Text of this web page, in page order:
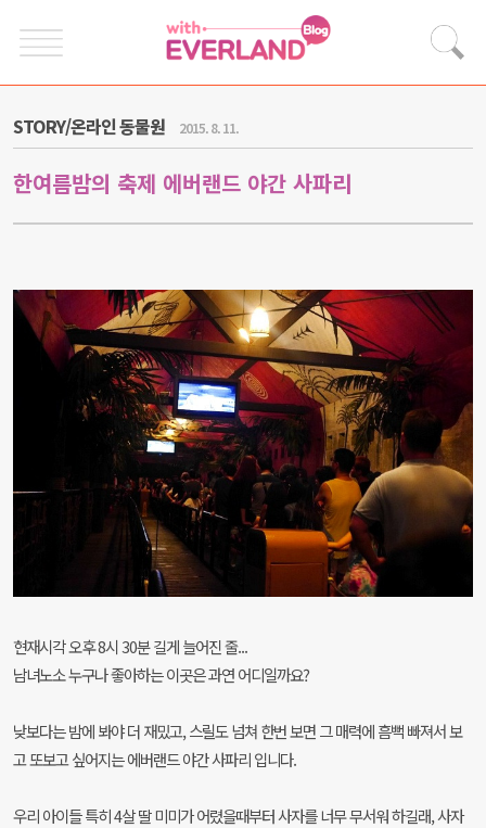
STORY/온라인 동물원 2015. 8. 11.
한여름밤의 축제 에버랜드 야간 사파리
현재시각 오후 8시 30분 길게 늘어진 줄...
남녀노소 누구나 좋아하는 이곳은 과연 어디일까요?
낮보다는 밤에 봐야 더 재밌고, 스릴도 넘쳐 한번 보면 그 매력에 흠뻑 빠져서 보
고 또보고 싶어지는 에버랜드 야간 사파리 입니다.
우리 아이들 특히 4살 딸 미미가 어렸을때부터 사자를 너무 무서워 하길래, 사자